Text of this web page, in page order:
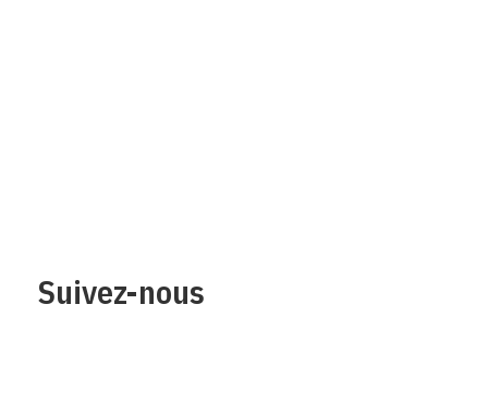
Suivez-nous